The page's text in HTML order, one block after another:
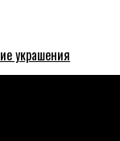
украшения